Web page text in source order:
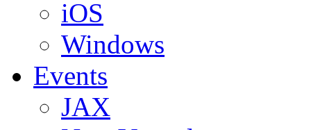
iOS
Windows
Events
JAX